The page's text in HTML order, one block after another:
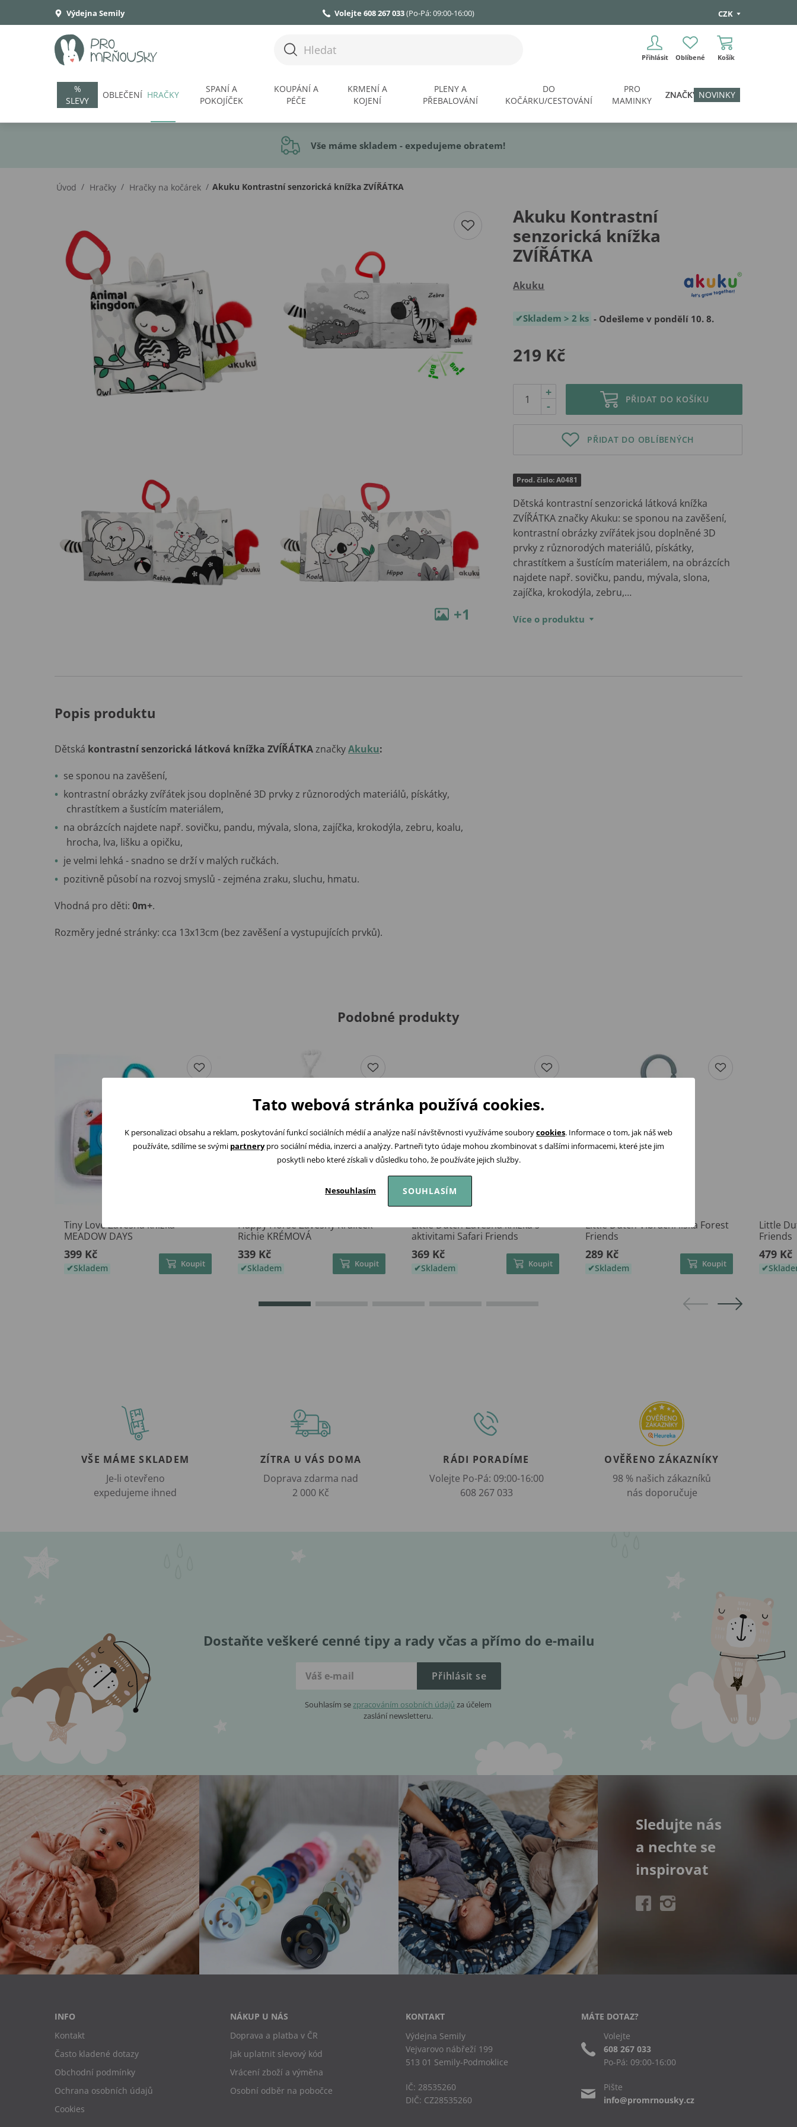
Výdejna Semily Volejte 608 267 033(Po-Pá: 09:00-16:00) CZK
Přihlásit Oblíbené Košík
%
SLEVY
OBLEČENÍ HRAČKY
SPANÍ A
POKOJÍČEK
KOUPÁNÍ A
PÉČE
KRMENÍ A
KOJENÍ
PLENY A
PŘEBALOVÁNÍ
DO
KOČÁRKU/CESTOVÁNÍ
PRO
MAMINKY
ZNAČKY NOVINKY
Vše máme skladem - expedujeme obratem!
Úvod / Hračky / Hračky na kočárek / Akuku Kontrastní senzorická knížka ZVÍŘÁTKA
Akuku Kontrastní
senzorická knížka
ZVÍŘÁTKA
Akuku
Skladem > 2 ks - Odešleme v pondělí 10. 8.
219 Kč
-
+
PŘIDAT DO KOŠÍKU
PŘIDAT DO OBLÍBENÝCH
Prod. číslo: A0481
Dětská kontrastní senzorická látková knížka
ZVÍŘÁTKA značky Akuku: se sponou na zavěšení,
kontrastní obrázky zvířátek jsou doplněné 3D
prvky z různorodých materiálů, pískátky,
chrastítkem a šustícím materiálem, na obrázcích
najdete např. sovičku, pandu, mývala, slona,
zajíčka, krokodýla, zebru,…
Více o produktu
+1
Popis produktu
Dětská kontrastní senzorická látková knížka ZVÍŘÁTKAznačkyAkuku:
se sponou na zavěšení,
kontrastní obrázky zvířátek jsou doplněné 3D prvky z různorodých materiálů, pískátky,
chrastítkem a šustícím materiálem,
na obrázcích najdete např. sovičku, pandu, mývala, slona, zajíčka, krokodýla, zebru, koalu,
hrocha, lva, lišku a opičku,
je velmi lehká - snadno se drží v malých ručkách.
pozitivně působí na rozvoj smyslů - zejména zraku, sluchu, hmatu.
Vhodná pro děti: 0m+.
Rozměry jedné stránky: cca 13x13cm (bez zavěšení a vystupujících prvků).
Podobné produkty
Tiny Love Závěsná knížka
MEADOW DAYS
399 Kč
Skladem Koupit
Happy Horse Závěsný Králíček
Richie KRÉMOVÁ
339 Kč
Skladem Koupit
Little Dutch Závěsná knížka s
aktivitami Safari Friends
369 Kč
Skladem Koupit
Little Dutch Vibrační liška Forest
Friends
289 Kč
Skladem Koupit
Little
Friends
479 Kč
VŠE MÁME SKLADEM
Je-li otevřeno
expedujeme ihned
ZÍTRA U VÁS DOMA
Doprava zdarma nad
2 000 Kč
RÁDI PORADÍME
Volejte Po-Pá: 09:00-16:00
608 267 033
OVĚŘENO ZÁKAZNÍKY
98 % našich zákazníků
nás doporučuje
Dostaňte veškeré cenné tipy a rady včas a přímo do e-mailu
Přihlásit se
Souhlasím se zpracováním osobních údajů za účelem
zaslání newsletteru.
Sledujte nás
a nechte se
inspirovat
INFO
Kontakt
Často kladené dotazy
Obchodní podmínky
Ochrana osobních údajů
Cookies
NÁKUP U NÁS
Doprava a platba v ČR
Jak uplatnit slevový kód
Vrácení zboží a výměna
Osobní odběr na pobočce
KONTAKT
Výdejna Semily
Vejvarovo nábřeží 199
513 01 Semily-Podmoklice
IČ: 28535260
DIČ: CZ28535260
MÁTE DOTAZ?
Volejte
608 267 033
Po-Pá: 09:00-16:00
Pište
info@promrnousky.cz
Tato webová stránka používá cookies.
K personalizaci obsahu a reklam, poskytování funkcí sociálních médií a analýze naší návštěvnosti využíváme souborycookies. Informace o tom, jak náš web
používáte, sdílíme se svými partnerypro sociální média, inzerci a analýzy. Partneři tyto údaje mohou zkombinovat s dalšími informacemi, které jste jim
poskytli nebo které získali v důsledku toho, že používáte jejich služby.
Nesouhlasím SOUHLASÍM